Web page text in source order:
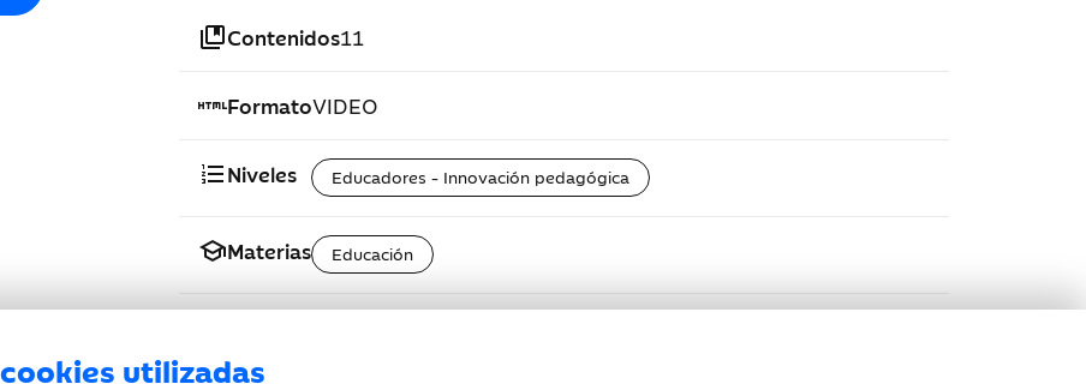
utilizadas
collections_bookmarkContenidos11
htmlFormatoVIDEO
format_list_numberedNiveles Educadores - Innovación pedagógica
schoolMaterias Educación